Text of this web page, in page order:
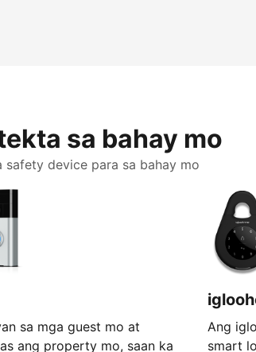
sa bahay mo
safety device para sa bahay mo
sa mga guest mo at
ang property mo, saan ka
Ang
smart